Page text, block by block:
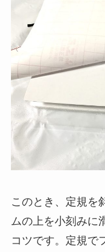
このとき、定規を
ムの上を小刻みに
コツです。定規で